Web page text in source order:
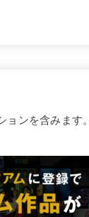
ョンを含みます。